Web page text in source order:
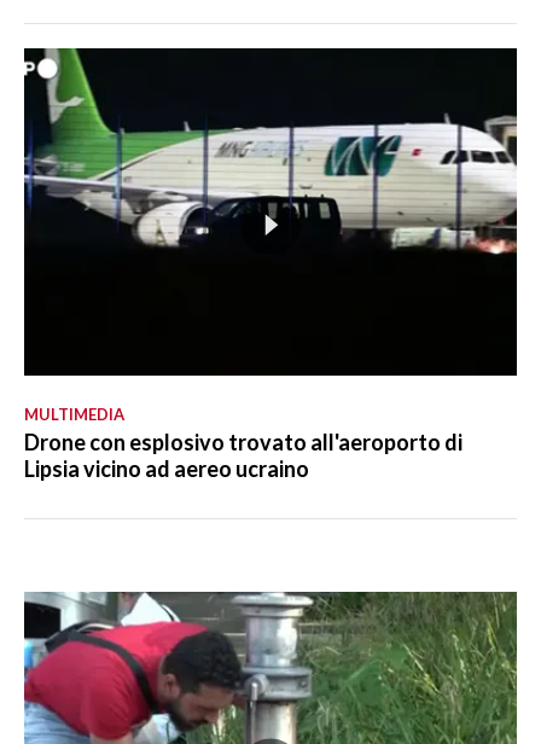
MULTIMEDIA
Drone con esplosivo trovato all'aeroporto di
Lipsia vicino ad aereo ucraino